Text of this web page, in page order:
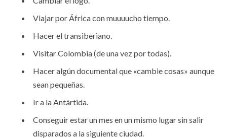
Viajar por África con muuuucho tiempo.
Hacer el transiberiano.
Visitar Colombia (de una vez por todas).
Hacer algún documental que «cambie cosas» aunque
sean pequeñas.
Ir a la Antártida.
Conseguir estar un mes en un mismo lugar sin salir
disparados a la siguiente ciudad.